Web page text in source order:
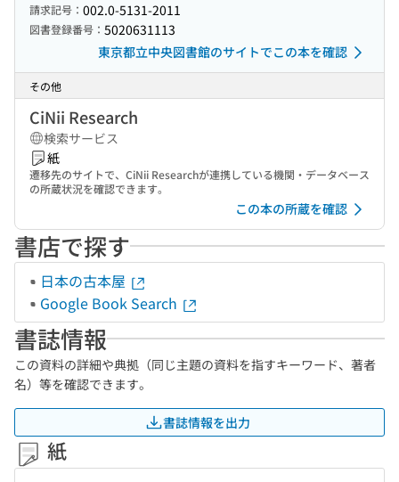
請求記号： 002.0-5131-2011
図書登録番号： 5020631113
東京都立中央図書館のサイトでこの本を確認
その他
CiNii Research
検索サービス
紙
遷移先のサイトで、CiNii Researchが連携している機関・データベース
の所蔵状況を確認できます。
この本の所蔵を確認
書店で探す
日本の古本屋
Google Book Search
書誌情報
この資料の詳細や典拠（同じ主題の資料を指すキーワード、著者
名）等を確認できます。
書誌情報を出力
紙